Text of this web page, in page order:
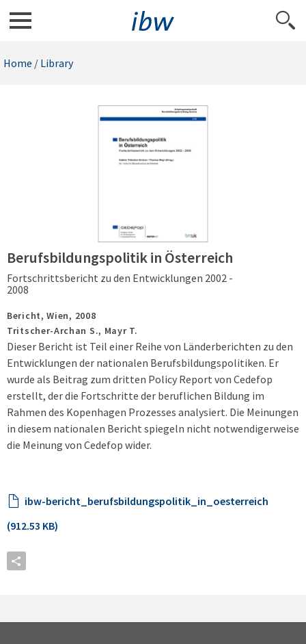
Home / Library
Berufsbildungspolitik in Österreich
Fortschrittsbericht zu den Entwicklungen 2002 -
2008
Bericht,Wien, 2008
Tritscher-Archan S., Mayr T.
Dieser Bericht ist Teil einer Reihe von Länderberichten zu den
Entwicklungen der nationalen Berufsbildungspolitiken. Er
wurde als Beitrag zum dritten Policy Report von Cedefop
erstellt, der die Fortschritte der beruflichen Bildung im
Rahmen des Kopenhagen Prozesses analysiert. Die Meinungen
in diesem nationalen Bericht spiegeln nicht notwendigerweise
die Meinung von Cedefop wider.
ibw-bericht_berufsbildungspolitik_in_oesterreich
(912.53 KB)